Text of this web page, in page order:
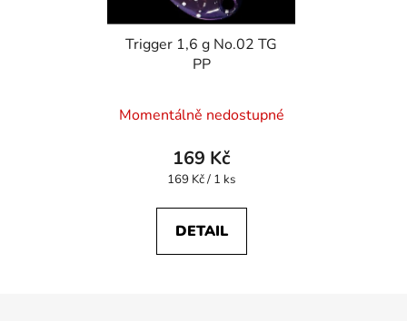
Trigger 1,6 g No.02 TG
PP
Momentálně nedostupné
169 Kč
Měrná
169 Kč / 1 ks
DETAIL